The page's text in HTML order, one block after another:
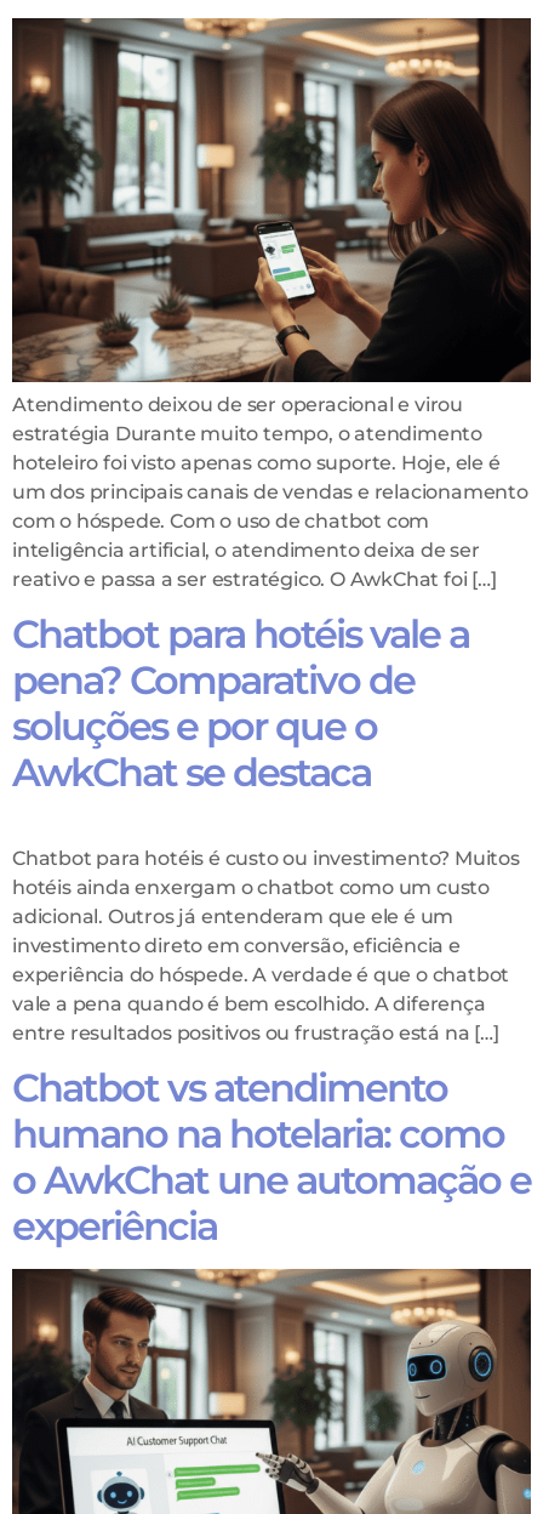
Atendimento deixou de ser operacional e virou
estratégia Durante muito tempo, o atendimento
hoteleiro foi visto apenas como suporte. Hoje, ele é
um dos principais canais de vendas e relacionamento
com o hóspede. Com o uso de chatbot com
inteligência artificial, o atendimento deixa de ser
reativo e passa a ser estratégico. O AwkChat foi […]
Chatbot para hotéis vale a
pena? Comparativo de
soluções e por que o
AwkChat se destaca
Chatbot para hotéis é custo ou investimento? Muitos
hotéis ainda enxergam o chatbot como um custo
adicional. Outros já entenderam que ele é um
investimento direto em conversão, eficiência e
experiência do hóspede. A verdade é que o chatbot
vale a pena quando é bem escolhido. A diferença
entre resultados positivos ou frustração está na […]
Chatbot vs atendimento
humano na hotelaria: como
o AwkChat une automação e
experiência